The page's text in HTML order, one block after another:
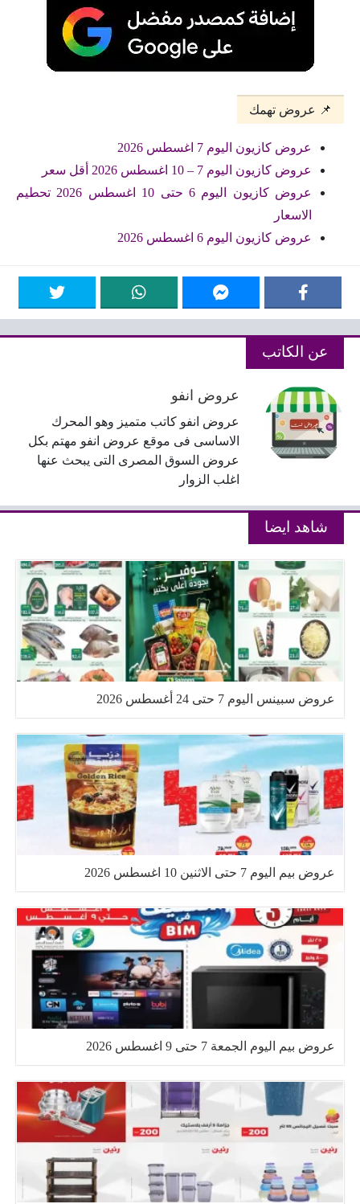
📌 عروض تهمك
عروض كازيون اليوم 7 اغسطس 2026
عروض كازيون اليوم 7 – 10 اغسطس 2026 أقل سعر
عروض كازيون اليوم 6 حتى 10 اغسطس 2026 تحطيم
الاسعار
عروض كازيون اليوم 6 اغسطس 2026
عن الكاتب
عروض انفو
عروض انفو كاتب متميز وهو المحرك
الاساسى فى موقع عروض انفو مهتم بكل
عروض السوق المصرى التى يبحث عنها
اغلب الزوار
شاهد ايضا
عروض سبينس اليوم 7 حتى 24 أغسطس 2026
عروض بيم اليوم 7 حتى الاثنين 10 اغسطس 2026
عروض بيم اليوم الجمعة 7 حتى 9 اغسطس 2026